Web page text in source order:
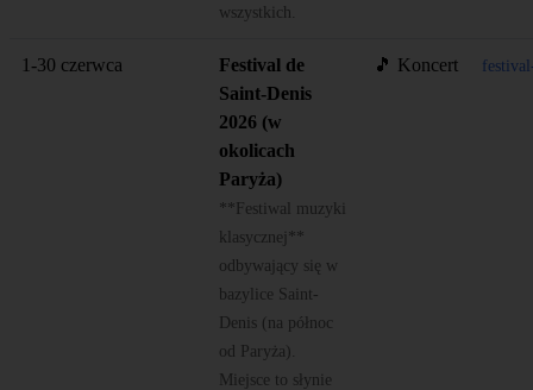
wszystkich.
1-30 czerwca
Festival de
Saint-Denis
2026 (w
okolicach
Paryża)
**Festiwal muzyki
klasycznej**
odbywający się w
bazylice Saint-
Denis (na północ
od Paryża).
Miejsce to słynie
🎵 Koncert